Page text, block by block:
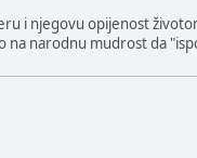
i njegovu opijenost
na narodnu mudrost da